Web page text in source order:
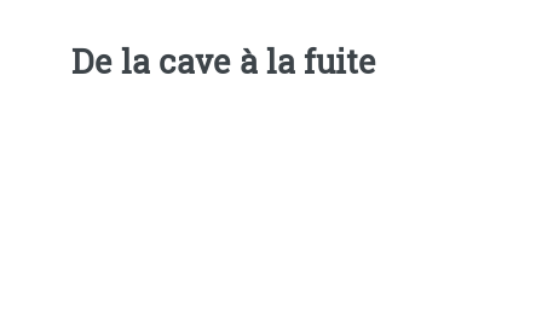
De la cave à la fuite